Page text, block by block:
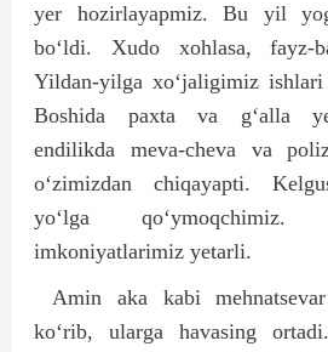
yer hozirlayapmiz. Bu yil
bo‘ldi. Xudo xohlasa, fayz-
Yildan-yilga xo‘jaligimiz
Boshida paxta va g‘alla
endilikda meva-cheva va
o‘zimizdan chiqayapti.
yo‘lga
imkoniyatlarimiz yetarli.
Amin aka kabi
ko‘rib, ularga havasing